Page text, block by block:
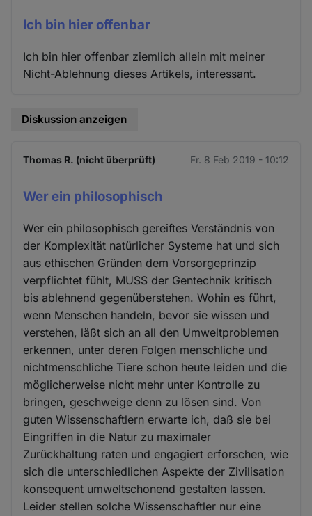
Ich bin hier offenbar
Ich bin hier offenbar ziemlich allein mit meiner
Nicht-Ablehnung dieses Artikels, interessant.
Diskussion anzeigen
Thomas R. (nicht überprüft) Fr. 8 Feb 2019 - 10:12
Wer ein philosophisch
Wer ein philosophisch gereiftes Verständnis von
der Komplexität natürlicher Systeme hat und sich
aus ethischen Gründen dem Vorsorgeprinzip
verpflichtet fühlt, MUSS der Gentechnik kritisch
bis ablehnend gegenüberstehen. Wohin es führt,
wenn Menschen handeln, bevor sie wissen und
verstehen, läßt sich an all den Umweltproblemen
erkennen, unter deren Folgen menschliche und
nichtmenschliche Tiere schon heute leiden und die
möglicherweise nicht mehr unter Kontrolle zu
bringen, geschweige denn zu lösen sind. Von
guten Wissenschaftlern erwarte ich, daß sie bei
Eingriffen in die Natur zu maximaler
Zurückhaltung raten und engagiert erforschen, wie
sich die unterschiedlichen Aspekte der Zivilisation
konsequent umweltschonend gestalten lassen.
Leider stellen solche Wissenschaftler nur eine